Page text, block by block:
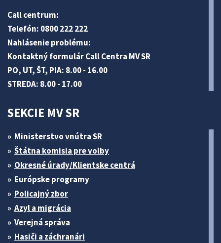
Call centrum:
Telefón: 0800 222 222
Nahlásenie problému:
Kontaktný formulár Call Centra MV SR
PO, UT, ŠT, PIA: 8.00 - 16.00
STREDA: 8.00 - 17.00
SEKCIE MV SR
Ministerstvo vnútra SR
Štátna komisia pre volby
Okresné úrady/Klientske centrá
Európske programy
Policajný zbor
Azyl a migrácia
Verejná správa
Hasiči a záchranári